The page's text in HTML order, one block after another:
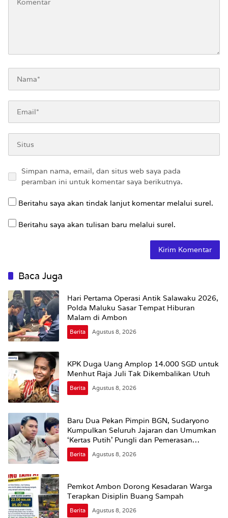
Simpan nama, email, dan situs web saya pada
peramban ini untuk komentar saya berikutnya.
Beritahu saya akan tindak lanjut komentar melalui surel.
Beritahu saya akan tulisan baru melalui surel.
Baca Juga
Hari Pertama Operasi Antik Salawaku 2026,
Polda Maluku Sasar Tempat Hiburan
Malam di Ambon
Berita Agustus 8, 2026
KPK Duga Uang Amplop 14.000 SGD untuk
Menhut Raja Juli Tak Dikembalikan Utuh
Berita Agustus 8, 2026
Baru Dua Pekan Pimpin BGN, Sudaryono
Kumpulkan Seluruh Jajaran dan Umumkan
‘Kertas Putih’ Pungli dan Pemerasan
Supplier harus Berhenti Sekarang
Berita Agustus 8, 2026
Pemkot Ambon Dorong Kesadaran Warga
Terapkan Disiplin Buang Sampah
Berita Agustus 8, 2026